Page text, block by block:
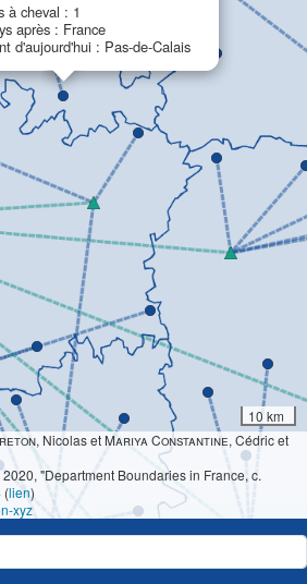
à cheval : 1
après : France
d'aujourd'hui : Pas-de-Calais
10 km
, Nicolas et Mariya Constantine, Cédric et
"Department Boundaries in France, c.
(lien)
xyz